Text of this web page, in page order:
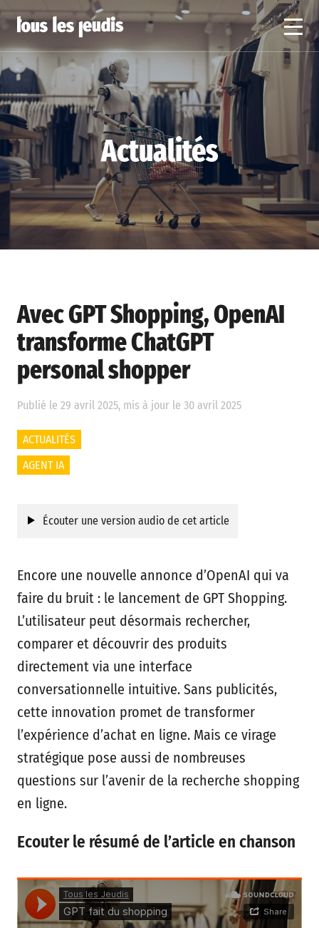
Actualités
Avec GPT Shopping, OpenAI
transforme ChatGPT
personal shopper
Publié le 29 avril 2025, mis à jour le 30 avril 2025
ACTUALITÉS
AGENT IA
Écouter une version audio de cet article
Encore une nouvelle annonce d’OpenAI qui va
faire du bruit : le lancement de GPT Shopping.
L’utilisateur peut désormais rechercher,
comparer et découvrir des produits
directement via une interface
conversationnelle intuitive. Sans publicités,
cette innovation promet de transformer
l’expérience d’achat en ligne. Mais ce virage
stratégique pose aussi de nombreuses
questions sur l’avenir de la recherche shopping
en ligne.
Ecouter le résumé de l’article en chanson